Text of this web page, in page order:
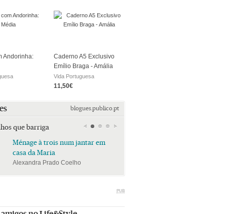
Andorinha:
Caderno A5 Exclusivo
Emílio Braga - Amália
Vida Portuguesa
11,50€
blogues.publico.pt
que barriga
Ménage à trois num jantar em
casa da Maria
Alexandra Prado Coelho
PUB